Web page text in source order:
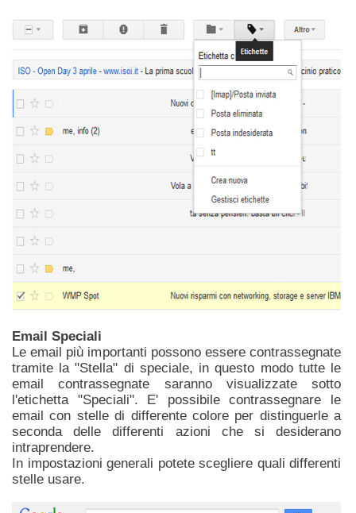
Email Speciali
Le email più importanti possono essere contrassegnate
tramite la "Stella" di speciale, in questo modo tutte le
email contrassegnate saranno visualizzate sotto
l'etichetta "Speciali". E' possibile contrassegnare le
email con stelle di differente colore per distinguerle a
seconda delle differenti azioni che si desiderano
intraprendere.
In impostazioni generali potete scegliere quali differenti
stelle usare.